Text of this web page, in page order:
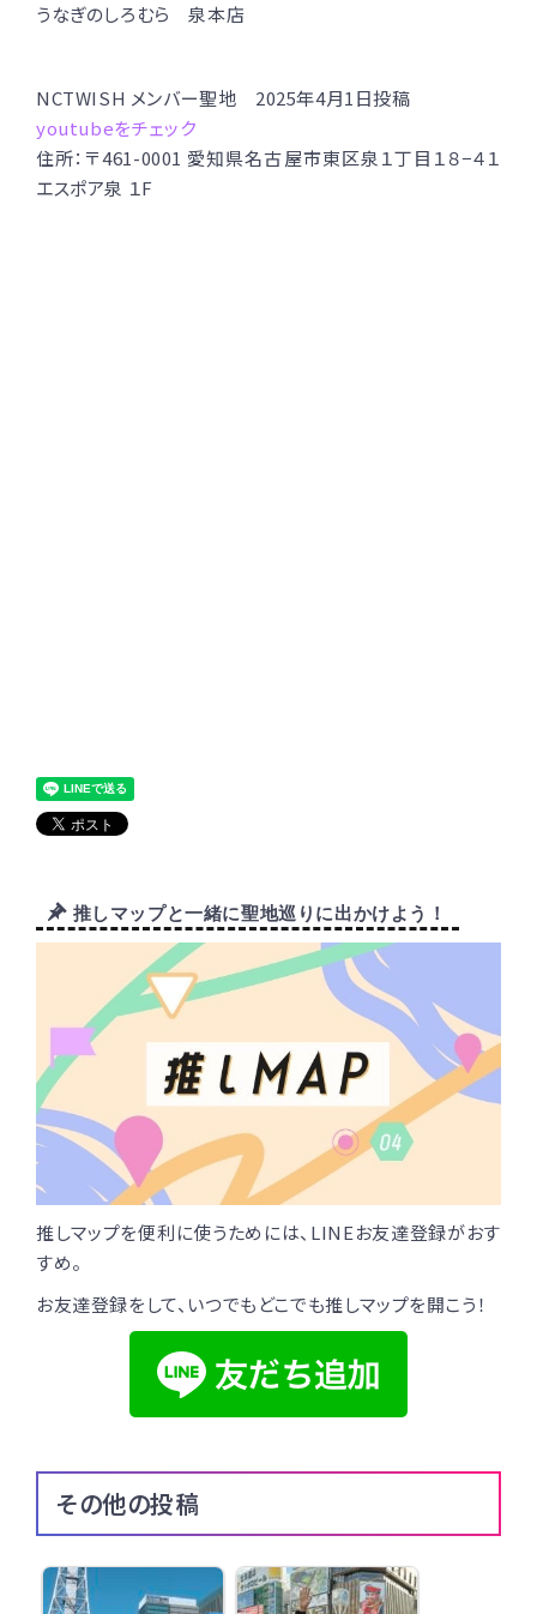
うなぎのしろむら 泉本店
NCTWISH メンバー聖地 2025年4月1日投稿
youtubeをチェック
住所：〒461-0001 愛知県名古屋市東区泉１丁目１８−４１
エスポア泉 １F
推しマップと一緒に聖地巡りに出かけよう！
推しマップを便利に使うためには、LINEお友達登録がおす
すめ。
お友達登録をして、いつでもどこでも推しマップを開こう！
その他の投稿